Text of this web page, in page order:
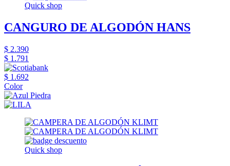
Quick shop
CANGURO DE ALGODÓN HANS
$ 2.390
$ 1.791
$ 1.692
Color
Quick shop